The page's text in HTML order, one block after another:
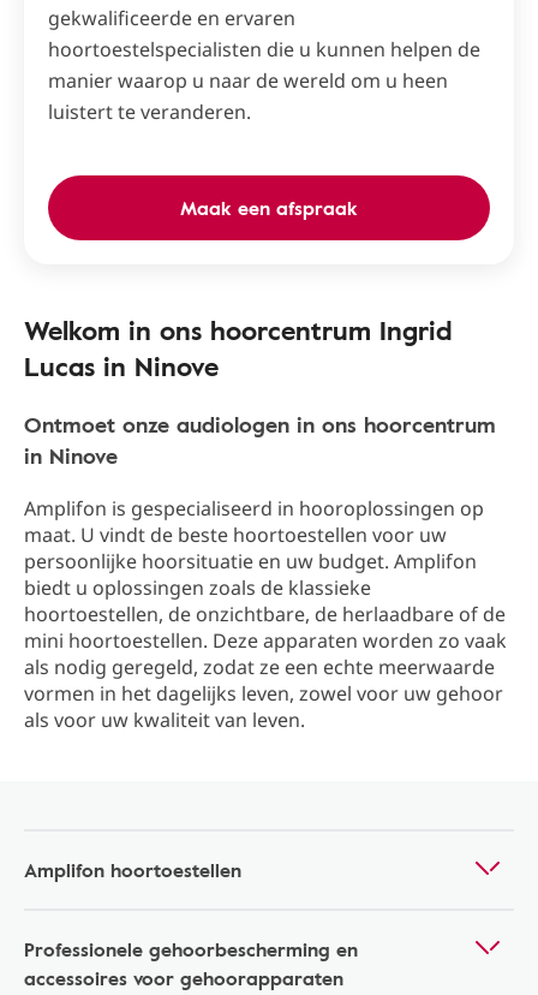
gekwalificeerde en ervaren
hoortoestelspecialisten die u kunnen helpen de
manier waarop u naar de wereld om u heen
luistert te veranderen.
Maak een afspraak
Welkom in ons hoorcentrum Ingrid
Lucas in Ninove
Ontmoet onze audiologen in ons hoorcentrum
in Ninove
Amplifon is gespecialiseerd in hooroplossingen op
maat. U vindt de beste hoortoestellen voor uw
persoonlijke hoorsituatie en uw budget. Amplifon
biedt u oplossingen zoals de klassieke
hoortoestellen, de onzichtbare, de herlaadbare of de
mini hoortoestellen. Deze apparaten worden zo vaak
als nodig geregeld, zodat ze een echte meerwaarde
vormen in het dagelijks leven, zowel voor uw gehoor
als voor uw kwaliteit van leven.
Amplifon hoortoestellen
Professionele gehoorbescherming en
accessoires voor gehoorapparaten